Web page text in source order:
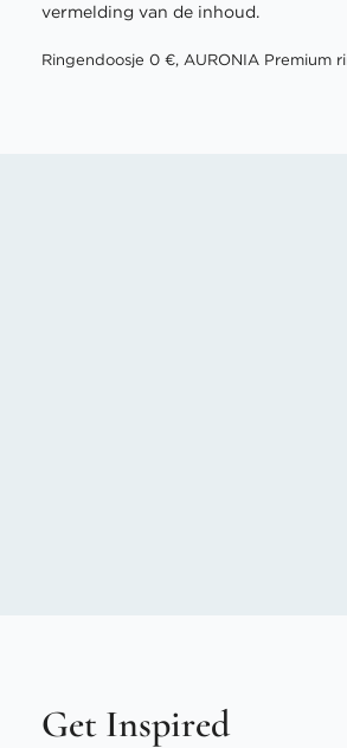
vermelding van de inhoud.
Ringendoosje 0 €, AURONIA Premium
Get Inspired